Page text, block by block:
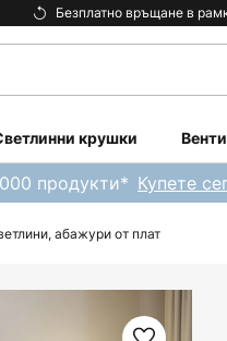
Безплатно връщане в
крушки
продукти* Купете
абажури от плат